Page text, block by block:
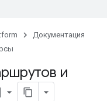
Документация
и